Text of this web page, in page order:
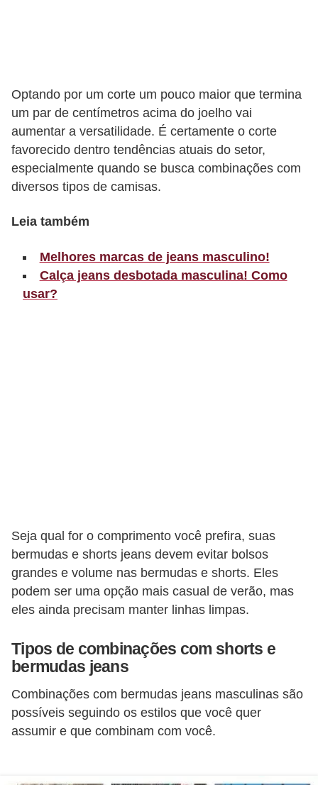
Optando por um corte um pouco maior que termina
um par de centímetros acima do joelho vai
aumentar a versatilidade. É certamente o corte
favorecido dentro tendências atuais do setor,
especialmente quando se busca combinações com
diversos tipos de camisas.
Leia também
Melhores marcas de jeans masculino!
Calça jeans desbotada masculina! Como
usar?
Seja qual for o comprimento você prefira, suas
bermudas e shorts jeans devem evitar bolsos
grandes e volume nas bermudas e shorts. Eles
podem ser uma opção mais casual de verão, mas
eles ainda precisam manter linhas limpas.
Tipos de combinações com shorts e
bermudas jeans
Combinações com bermudas jeans masculinas são
possíveis seguindo os estilos que você quer
assumir e que combinam com você.
C
o
m
p
o
r
m
e
s
e
e
x
r
c
í
c
i